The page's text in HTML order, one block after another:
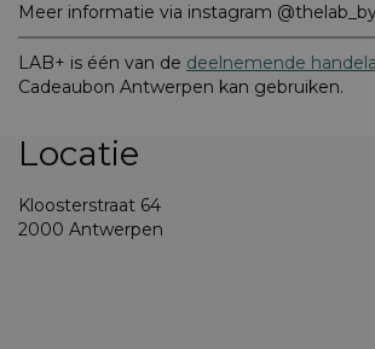
Meer informatie via instagram
LAB+ is één van de deelnemende
Cadeaubon Antwerpen kan gebruiken.
Locatie
Kloosterstraat 64
2000 Antwerpen